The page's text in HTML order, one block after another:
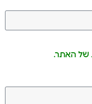
של האתר.